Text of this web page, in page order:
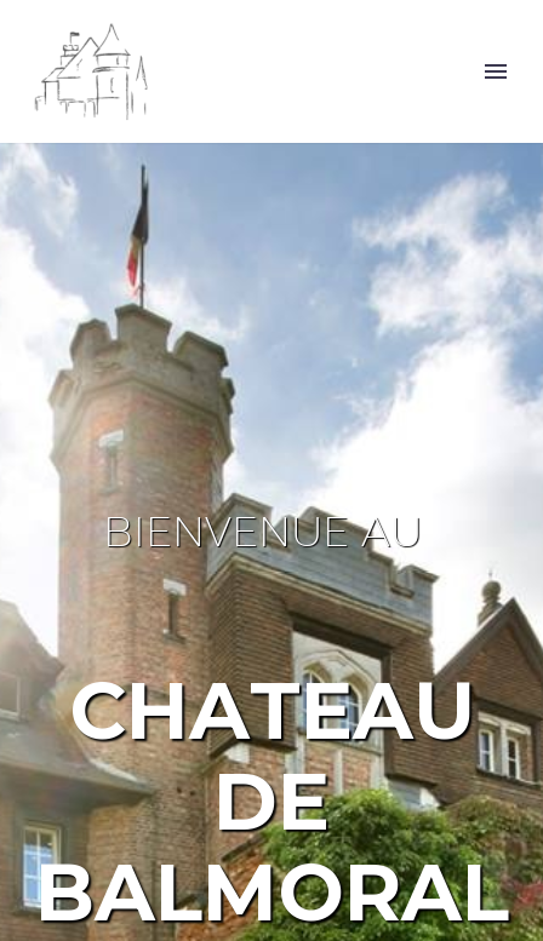
BIENVENUE AU
CHATEAU
DE
BALMORAL